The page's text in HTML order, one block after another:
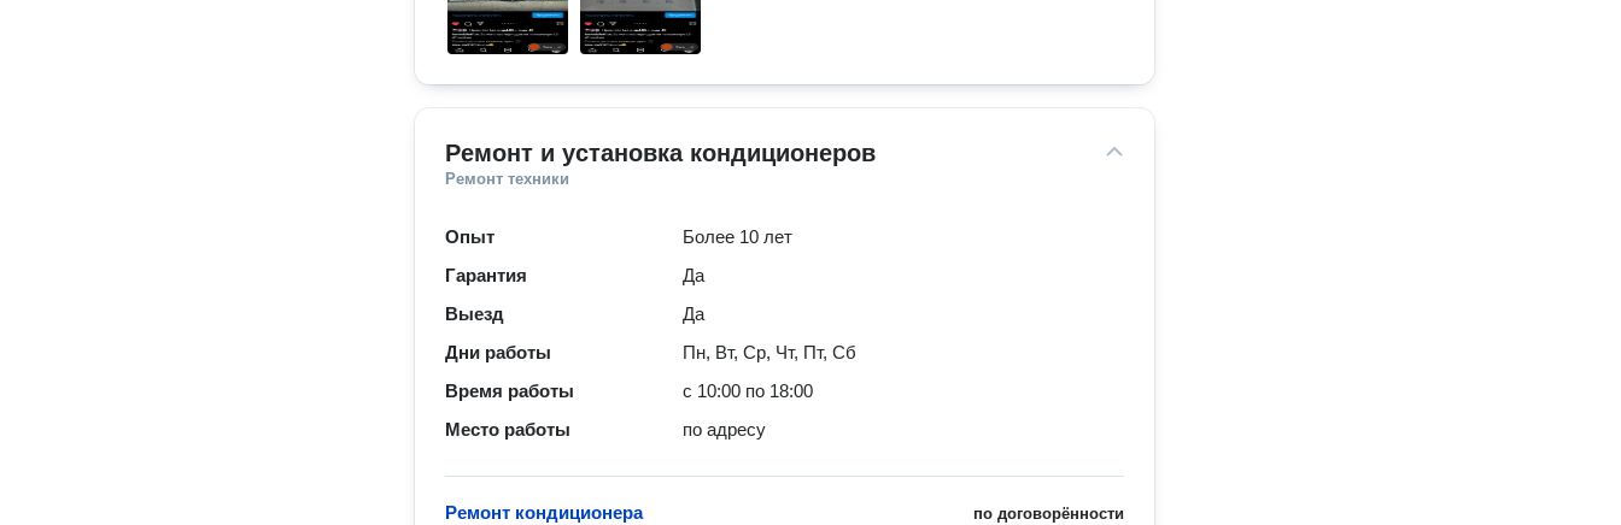
Ремонт и установка кондиционеров
Ремонт техники
Опыт
Более 10 лет
Гарантия
Да
Выезд
Да
Дни работы
Пн, Вт, Ср, Чт, Пт, Сб
Время работы
с 10:00 по 18:00
Место работы
по адресу
по договорённости
Ремонт кондиционера